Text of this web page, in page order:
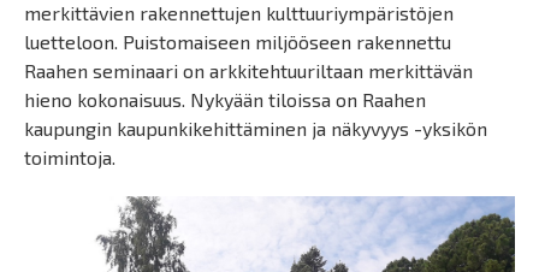
merkittävien rakennettujen kulttuuriympäristöjen
luetteloon. Puistomaiseen miljööseen rakennettu
Raahen seminaari on arkkitehtuuriltaan merkittävän
hieno kokonaisuus. Nykyään tiloissa on Raahen
kaupungin kaupunkikehittäminen ja näkyvyys -yksikön
toimintoja.